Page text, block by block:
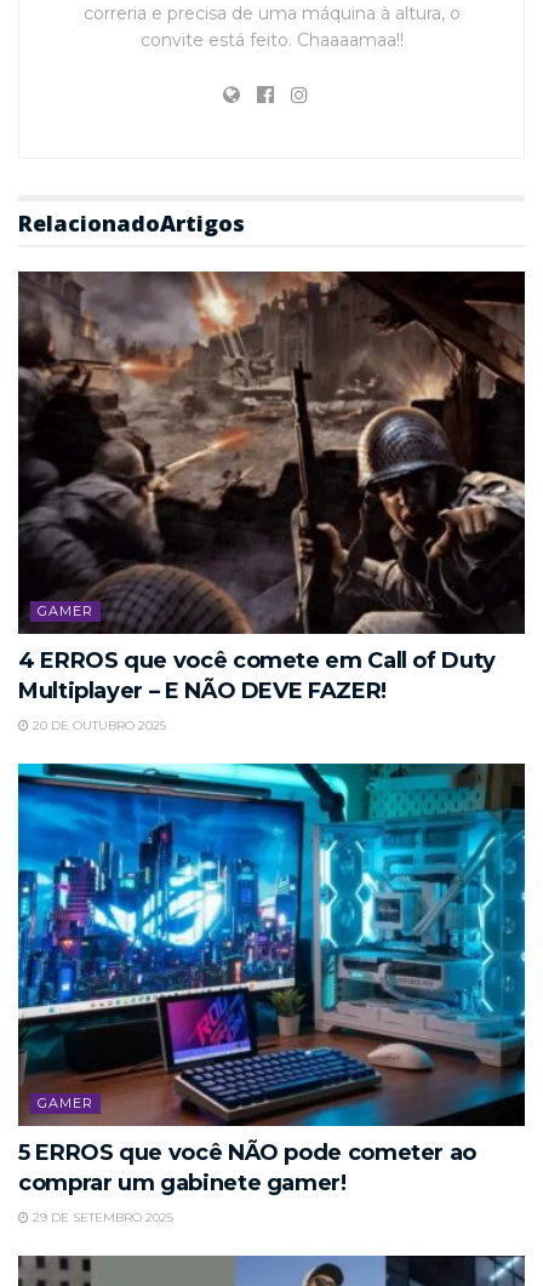
correria e precisa de uma máquina à altura, o
convite está feito. Chaaaamaa!!
RelacionadoArtigos
GAMER
4 ERROS que você comete em Call of Duty
Multiplayer – E NÃO DEVE FAZER!
20 DE OUTUBRO 2025
GAMER
5 ERROS que você NÃO pode cometer ao
comprar um gabinete gamer!
29 DE SETEMBRO 2025